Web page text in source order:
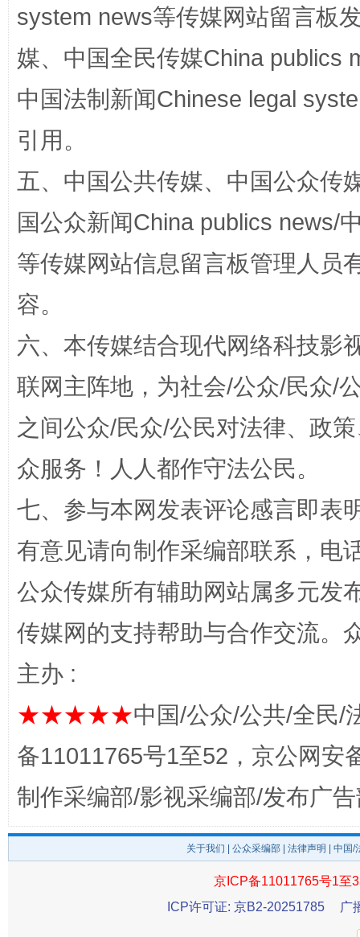
国家大学科技园优化重塑工作
扯下公款旅游的“隐身衣” 如何以
完善运行机制助力责任有效落实 一纸欠
system news等传媒网站留言板
媒、中国全民传媒China publics
中国法制新闻Chinese legal
引用。
五、中国公共传媒、中国公众传
国公众新闻China publics news/
等传媒网站信息留言板管理人员
容。
六、本传媒结合现代网络科技影
联网主阵地，为社会/公众/民众/
之间公众/民众/公民对法律、政
众服务！人人都作守法公民。
七、参与本网发表评论感言即表
有意见请向制作采编部联系，电
公众传媒所有辅助网站属多元发
传媒网的支持帮助与合作交流。
主办 :
★★★★★中国/公众/公共/全民/
备11011765号1至52，京公网安
制作采编部/影视采编部/发布广
关于我们 公众采编部 法律声明 | 中国
京ICP备11011765号1至
ICP许可证: 京B2-20251785
广